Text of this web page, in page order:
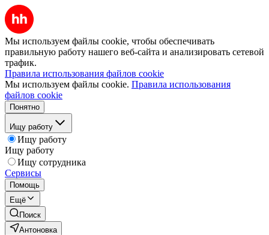
Мы используем файлы cookie, чтобы обеспечивать
правильную работу нашего веб-сайта и анализировать сетевой
трафик.
Правила использования файлов cookie
Мы используем файлы cookie. Правила использования
файлов cookie
Понятно
Ищу работу
Ищу работу
Ищу работу
Ищу сотрудника
Сервисы
Помощь
Ещё
Поиск
Антоновка